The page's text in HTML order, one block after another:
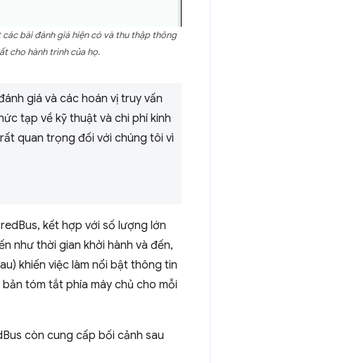
bài đánh giá hiện có và thu thập thông
cho hành trình của họ.
giá và các hoán vị truy vấn
tạp về kỹ thuật và chi phí kinh
quan trọng đối với chúng tôi vì
kết hợp với số lượng lớn
như thời gian khởi hành và đến,
khiến việc làm nổi bật thông tin
tóm tắt phía máy chủ cho mỗi
còn cung cấp bối cảnh sau